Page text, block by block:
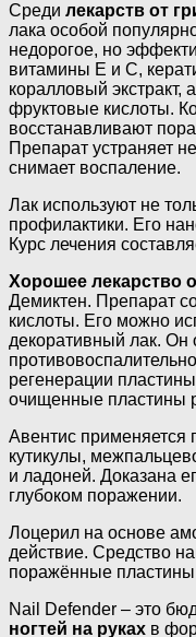
Среди лекарств от
лака особой
недорогое, но
витамины Е и С,
коралловый экстракт,
фруктовые кислоты.
восстанавливают
Препарат устраняет
снимает воспаление.
Лак используют не
профилактики. Его
Курс лечения
Хорошее лекарство
Демиктен. Препарат
кислоты. Его можно
декоративный лак. Он
регенерации
очищенные пластины
Авентис применяется
кутикулы,
и ладоней. Доказана
глубоком поражении.
Лоцерил на основе
действие. Средство
поражённые
Nail Defender – это
ногтей на руках в